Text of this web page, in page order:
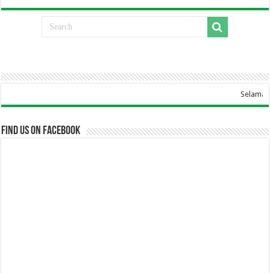
Selamat Datang Di
Find us on Facebook